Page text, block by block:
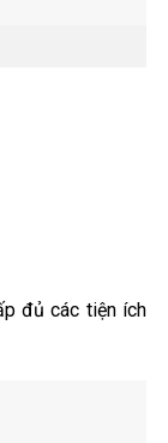
đủ các tiện ích